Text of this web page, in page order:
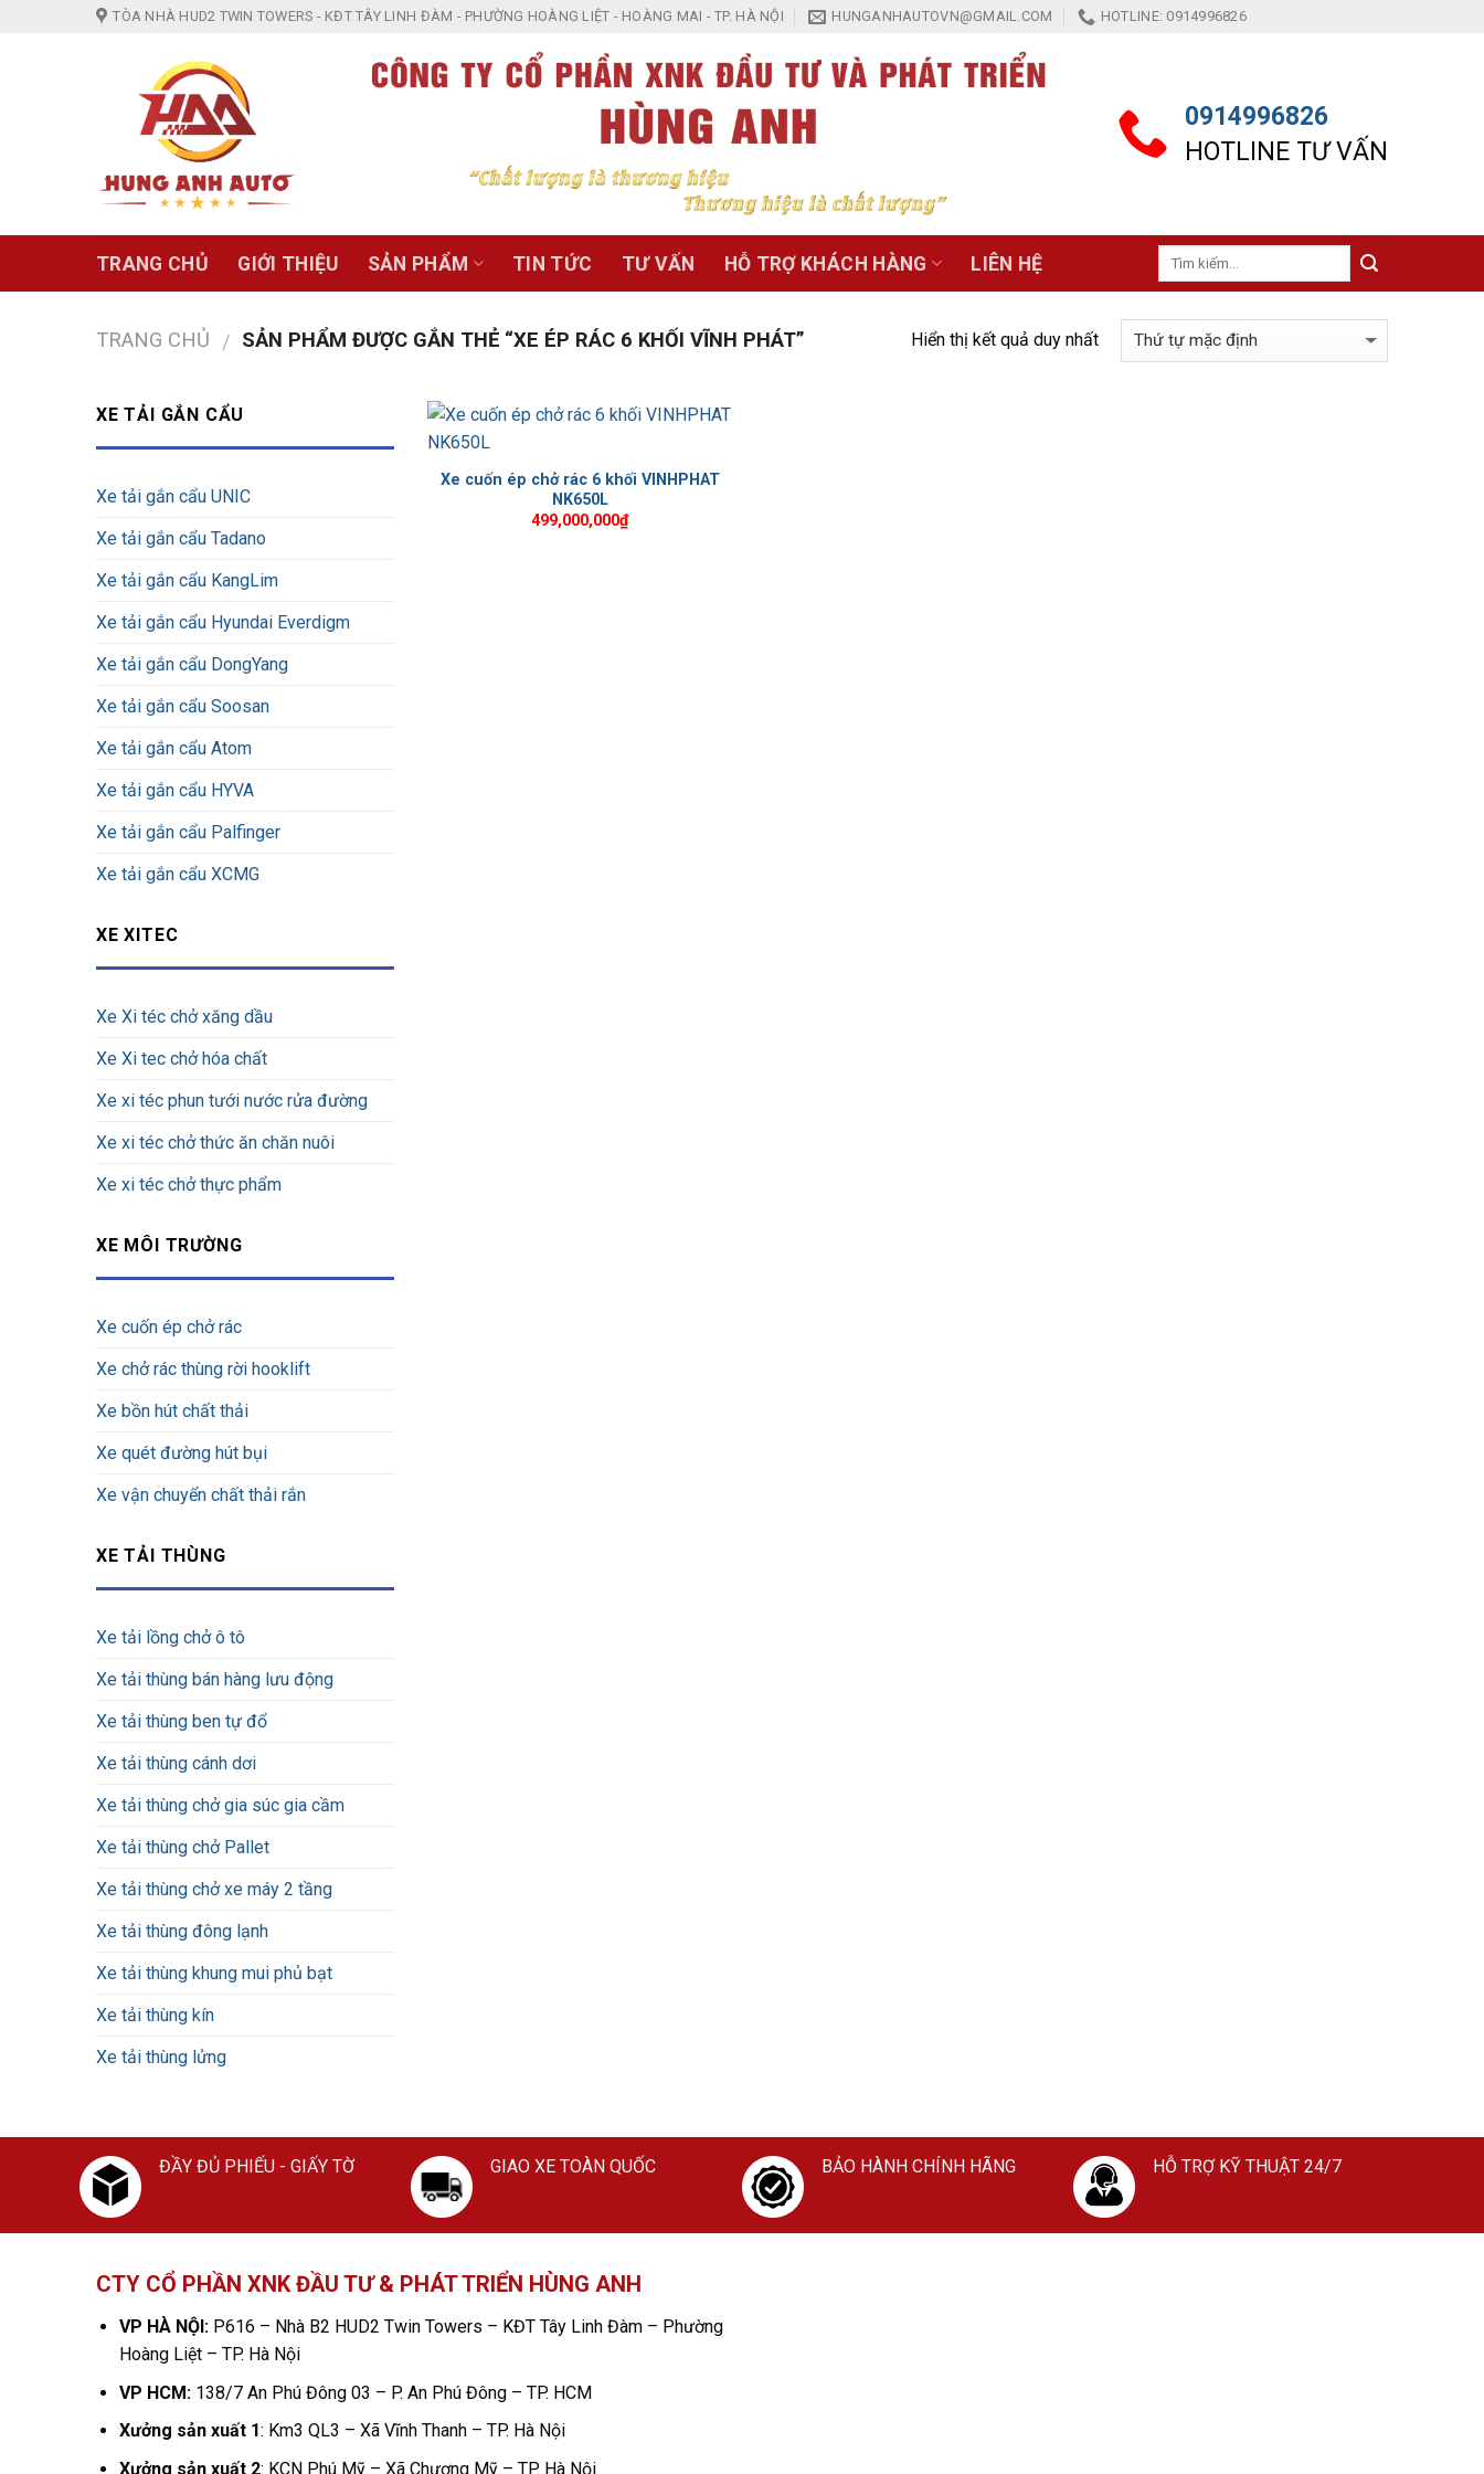
TÒA NHÀ HUD2 TWIN TOWERS - KĐT TÂY LINH ĐÀM - PHƯỜNG HOÀNG LIỆT - HOÀNG MAI - TP. HÀ NỘI HUNGANHAUTOVN@GMAIL.COM HOTLINE: 0914996826
0914996826
HOTLINE TƯ VẤN
TRANG CHỦ GIỚI THIỆU SẢN PHẨM TIN TỨC TƯ VẤN HỖ TRỢ KHÁCH HÀNG LIÊN HỆ
Tìm
TRANG CHỦ / SẢN PHẨM ĐƯỢC GẮN THẺ “XE ÉP RÁC 6 KHỐI VĨNH PHÁT” Hiển thị kết quả duy nhất
XE TẢI GẮN CẨU
Xe tải gắn cẩu UNIC
Xe tải gắn cẩu Tadano
Xe tải gắn cẩu KangLim
Xe tải gắn cẩu Hyundai Everdigm
Xe tải gắn cẩu DongYang
Xe tải gắn cẩu Soosan
Xe tải gắn cẩu Atom
Xe tải gắn cẩu HYVA
Xe tải gắn cẩu Palfinger
Xe tải gắn cẩu XCMG
XE XITEC
Xe Xi téc chở xăng dầu
Xe Xi tec chở hóa chất
Xe xi téc phun tưới nước rửa đường
Xe xi téc chở thức ăn chăn nuôi
Xe xi téc chở thực phẩm
XE MÔI TRƯỜNG
Xe cuốn ép chở rác
Xe chở rác thùng rời hooklift
Xe bồn hút chất thải
Xe quét đường hút bụi
Xe vận chuyển chất thải rắn
XE TẢI THÙNG
Xe tải lồng chở ô tô
Xe tải thùng bán hàng lưu động
Xe tải thùng ben tự đổ
Xe tải thùng cánh dơi
Xe tải thùng chở gia súc gia cầm
Xe tải thùng chở Pallet
Xe tải thùng chở xe máy 2 tầng
Xe tải thùng đông lạnh
Xe tải thùng khung mui phủ bạt
Xe tải thùng kín
Xe tải thùng lửng
Wishlist
Xe cuốn ép chở rác 6 khối VINHPHAT
NK650L
499,000,000₫
ĐẦY ĐỦ PHIẾU - GIẤY TỜ GIAO XE TOÀN QUỐC BẢO HÀNH CHÍNH HÃNG HỖ TRỢ KỸ THUẬT 24/7
CTY CỔ PHẦN XNK ĐẦU TƯ & PHÁT TRIỂN HÙNG ANH
VP HÀ NỘI:P616 – Nhà B2 HUD2 Twin Towers – KĐT Tây Linh Đàm – Phường
Hoàng Liệt – TP. Hà Nội
VP HCM:138/7 An Phú Đông 03 – P. An Phú Đông – TP. HCM
Xưởng sản xuất 1: Km3 QL3 – Xã Vĩnh Thanh – TP. Hà Nội
Xưởng sản xuất 2: KCN Phú Mỹ – Xã Chương Mỹ – TP. Hà Nội